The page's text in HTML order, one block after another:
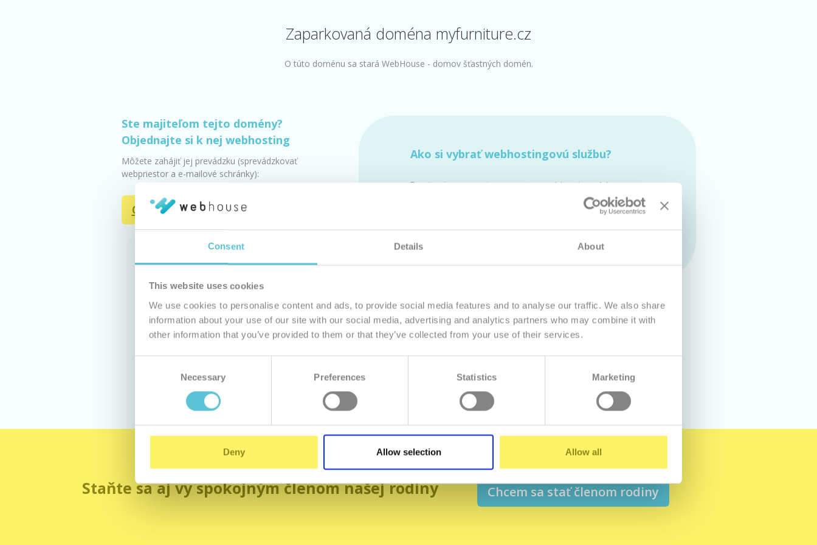
Consent Details About
This website uses cookies
We use cookies to personalise content and ads, to provide social media features and to analyse our traffic. We also share
information about your use of our site with our social media, advertising and analytics partners who may combine it with
other information that you’ve provided to them or that they’ve collected from your use of their services.
Necessary Preferences Statistics Marketing
Deny Allow selection Allow all
Zaparkovaná doména myfurniture.cz
O túto doménu sa stará WebHouse - domov šťastných domén.
Ste majiteľom tejto domény?
Objednajte si k nej webhosting
Môžete zahájiť jej prevádzku (sprevádzkovať
webpriestor a e-mailové schránky):
Objednať webhosting
Ako si vybrať webhostingovú službu?
Pozrite siporovnanie parametrov webhostingových
Len u nás webhosting už od 0,9 € bez DPH mesačne
(cenník)
s jedinečnou
Ak nie ste majiteľom tejto domény, môžete si objednať vlastnú doménu a webhosting.
Staňte sa aj vy spokojným členom našej rodiny Chcem sa stať členom rodiny